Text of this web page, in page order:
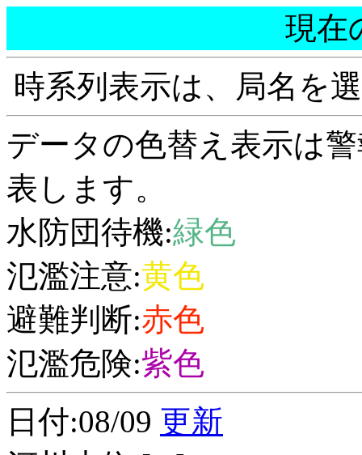
現在
時系列表示は、局名を
データの色替え表示は
表します。
水防団待機:緑色
氾濫注意:黄色
避難判断:赤色
氾濫危険:紫色
日付:08/09 更新